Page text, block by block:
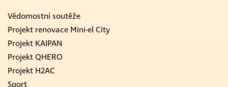
Vědomostní soutěže
Projekt renovace Mini-el City
Projekt KAIPAN
Projekt QHERO
Projekt H2AC
Sport